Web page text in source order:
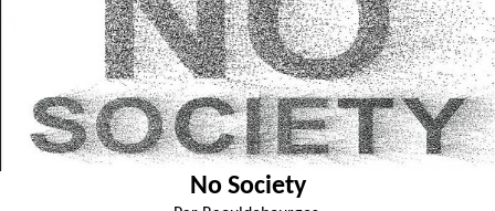
No Society